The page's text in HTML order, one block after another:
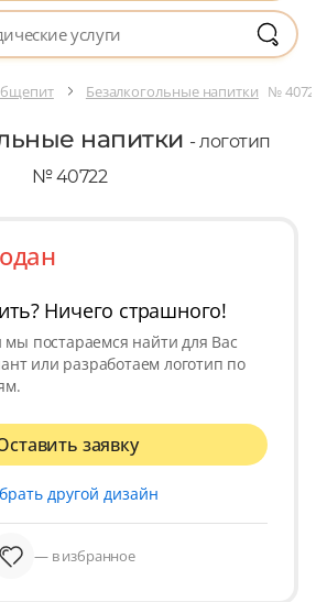
Безалкогольные напитки №
напитки - логотип
№ 40722
Ничего страшного!
мы постараемся найти для Вас
или разработаем логотип по
заявку
другой дизайн
— в избранное